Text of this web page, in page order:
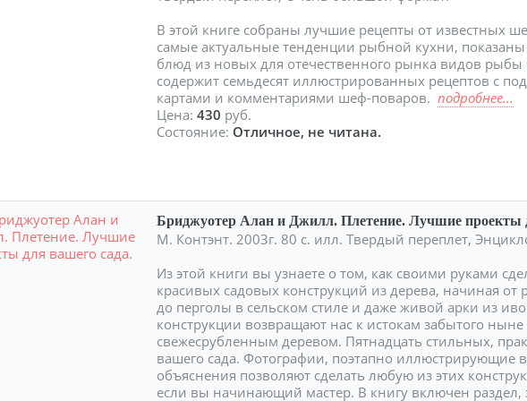
В этой книге собраны лучшие рецепты от известных
самые актуальные тенденции рыбной кухни, показаны
блюд из новых для отечественного рынка видов
содержит семьдесят иллюстрированных рецептов с
картами и комментариями шеф-поваров.подробнее...
Цена:430 руб.
Состояние: Отличное, не читана.
Бриджуотер Алан и Джилл. Плетение. Лучшие проекты
М. Контэнт. 2003г. 80 с. илл. Твердый переплет,
Из этой книги вы узнаете о том, как своими руками
красивых садовых конструкций из дерева, начиная от
до перголы в сельском стиле и даже живой арки из
конструкции возвращают нас к истокам забытого
свежесрубленным деревом. Пятнадцать стильных,
вашего сада. Фотографии, поэтапно иллюстрирующие
объяснения позволяют сделать любую из этих
если вы начинающий мастер. В книгу включен